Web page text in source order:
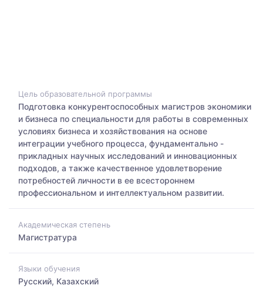
Цель образовательной программы
Подготовка конкурентоспособных магистров экономики
и бизнеса по специальности для работы в современных
условиях бизнеса и хозяйствования на основе
интеграции учебного процесса, фундаментально -
прикладных научных исследований и инновационных
подходов, а также качественное удовлетворение
потребностей личности в ее всестороннем
профессиональном и интеллектуальном развитии.
Академическая степень
Магистратура
Языки обучения
Русский, Казахский